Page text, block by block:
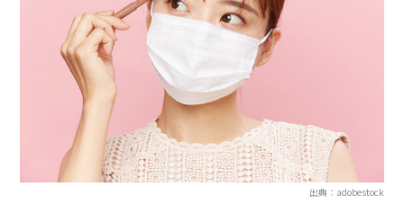
出典：adobestock